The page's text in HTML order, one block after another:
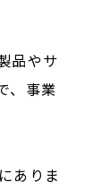
品やサ
、事業
ありま